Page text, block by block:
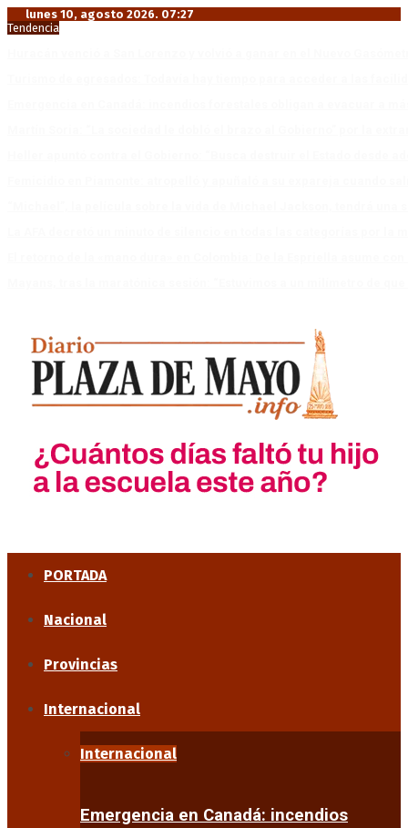
lunes 10, agosto 2026. 07:27
Tendencia
PORTADA
Nacional
Provincias
Internacional
Internacional
Emergencia en Canadá: incendios